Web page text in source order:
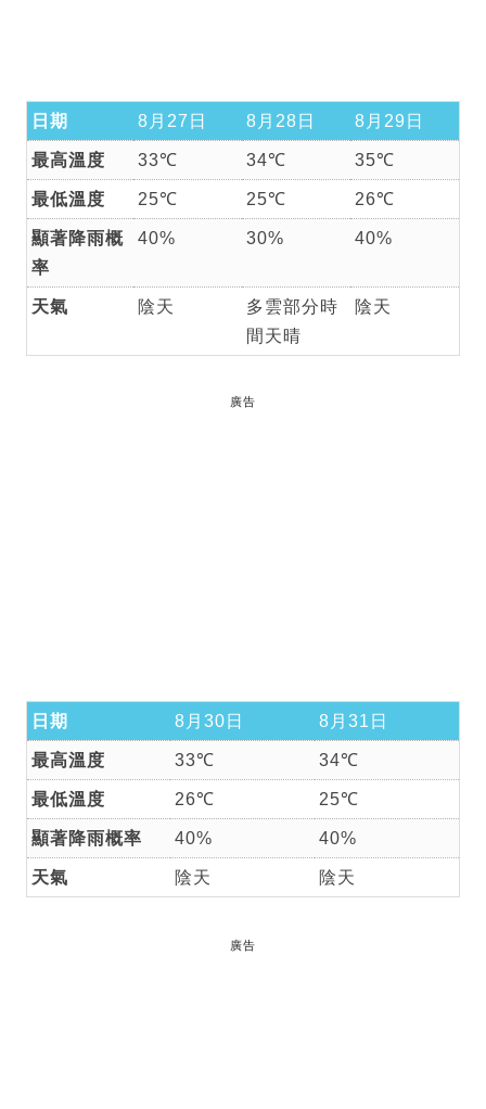
日期 8月27日 8月28日 8月29日
最高溫度 33℃ 34℃ 35℃
最低溫度 25℃ 25℃ 26℃
顯著降雨概
率
40% 30% 40%
天氣 陰天
多雲部分時
間天晴
陰天
廣告
日期 8月30日 8月31日
最高溫度 33℃ 34℃
最低溫度 26℃ 25℃
顯著降雨概率 40% 40%
天氣 陰天 陰天
廣告